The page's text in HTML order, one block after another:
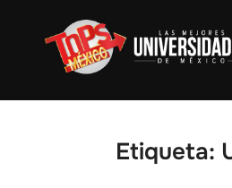
contenido
Etiqueta: